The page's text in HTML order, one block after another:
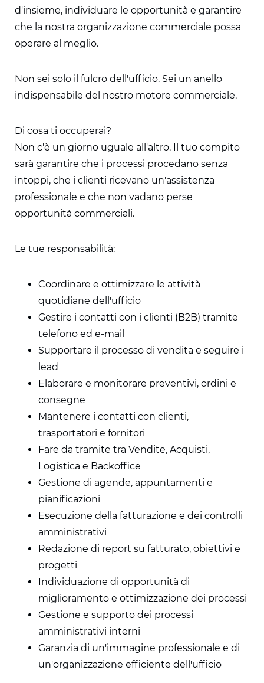
d'insieme, individuare le opportunità e garantire
che la nostra organizzazione commerciale possa
operare al meglio.
Non sei solo il fulcro dell'ufficio. Sei un anello
indispensabile del nostro motore commerciale.
Di cosa ti occuperai?
Non c'è un giorno uguale all'altro. Il tuo compito
sarà garantire che i processi procedano senza
intoppi, che i clienti ricevano un'assistenza
professionale e che non vadano perse
opportunità commerciali.
Le tue responsabilità:
Coordinare e ottimizzare le attività
quotidiane dell'ufficio
Gestire i contatti con i clienti (B2B) tramite
telefono ed e-mail
Supportare il processo di vendita e seguire i
lead
Elaborare e monitorare preventivi, ordini e
consegne
Mantenere i contatti con clienti,
trasportatori e fornitori
Fare da tramite tra Vendite, Acquisti,
Logistica e Backoffice
Gestione di agende, appuntamenti e
pianificazioni
Esecuzione della fatturazione e dei controlli
amministrativi
Redazione di report su fatturato, obiettivi e
progetti
Individuazione di opportunità di
miglioramento e ottimizzazione dei processi
Gestione e supporto dei processi
amministrativi interni
Garanzia di un'immagine professionale e di
un'organizzazione efficiente dell'ufficio